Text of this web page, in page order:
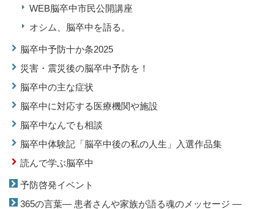
WEB脳卒中市民公開講座
オシム、脳卒中を語る。
脳卒中予防十か条2025
災害・震災後の脳卒中予防を！
脳卒中の主な症状
脳卒中に対応する医療機関や施設
脳卒中なんでも相談
脳卒中体験記「脳卒中後の私の人生」入選作品集
読んで学ぶ脳卒中
予防啓発イベント
365の言葉― 患者さんや家族が語る魂のメッセージ ―